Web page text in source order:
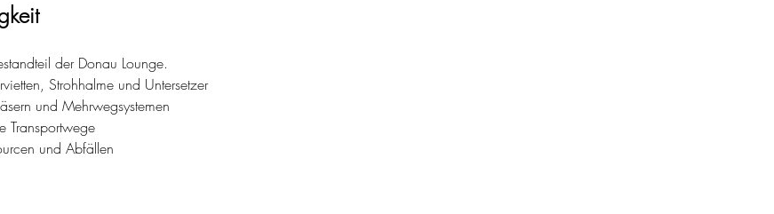
der Donau Lounge.
Strohhalme und Untersetzer
und Mehrwegsystemen
Transportwege
und Abfällen